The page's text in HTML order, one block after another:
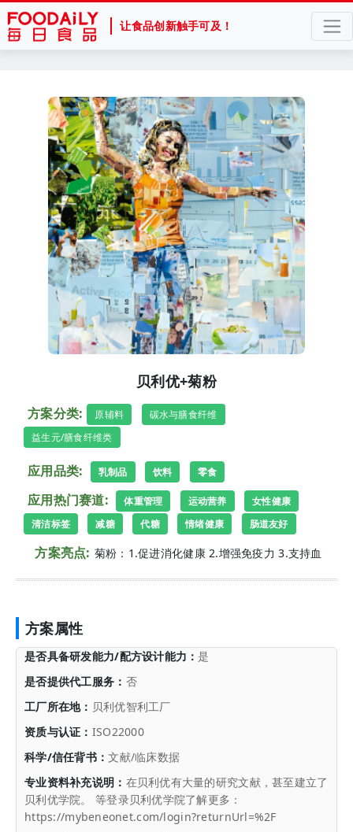
让食品创新触手可及！
贝利优+菊粉
方案分类: 原辅料
碳水与膳食纤维
益生元/膳食纤维类
应用品类: 乳制品 饮料 零食
应用热门赛道: 体重管理 运动营养
女性健康
清洁标签
减糖 代糖 情绪健康 肠道友好
方案亮点: 菊粉：1.促进消化健康 2.增强免疫力 3.支持血
方案属性
是否具备研发能力/配方设计能力：是
是否提供代工服务： 否
工厂所在地： 贝利优智利工厂
资质与认证： ISO22000
科学/信任背书：文献/临床数据
专业资料补充说明： 在贝利优有大量的研究文献，甚至建立了
贝利优学院。 等登录贝利优学院了解更多：
https://mybeneonet.com/login?returnUrl=%2F